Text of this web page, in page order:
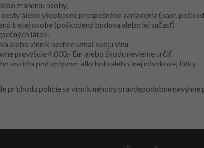
zraneniu osoby,
alebo všeobecne prospešného zariadenia (napr.
tretej osobe (poškodená budova alebo jej súčasť)
látok,
alebo vinník nechce uznať svoju vinu
prevyšuje 4.000,- Eur alebo škodu nevieme určiť
vozidla pod vplyvom alkoholu alebo inej návykovej látky,
príchodu polície sa vinník nehody pravdepodobne